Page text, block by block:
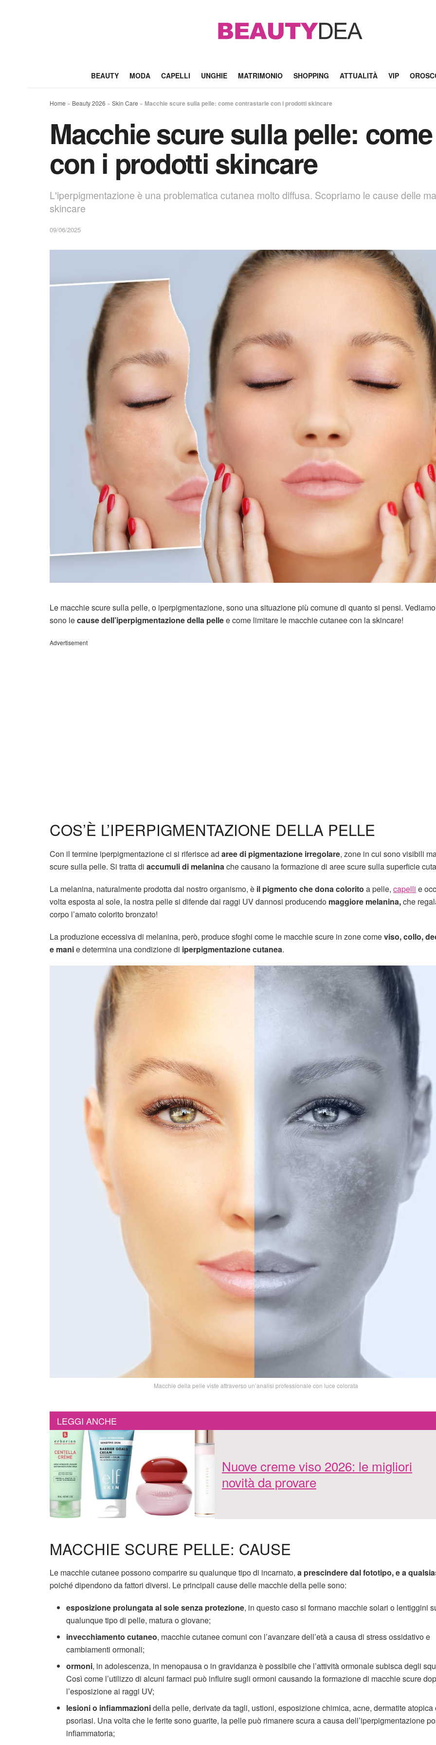
BEAUTY MODA CAPELLI UNGHIE MATRIMONIO SHOPPING ATTUALITÀ VIP
Home » Beauty 2026 » Skin Care » Macchie scure sulla pelle: come contrastarle con i prodotti skincare
Macchie scure sulla pelle:
con i prodotti skincare
L'iperpigmentazione è una problematica cutanea molto diffusa. Scopriamo le cause delle
skincare
09/06/2025
Le macchie scure sulla pelle, o iperpigmentazione, sono una situazione più comune di quanto si pensi.
sono lecause dell’iperpigmentazione della pellee come limitare le macchie cutanee con la skincare!
Advertisement
COS’È L’IPERPIGMENTAZIONE DELLA PELLE
Con il termine iperpigmentazione ci si riferisce ad aree di pigmentazione irregolare, zone in cui sono visibili
scure sulla pelle. Si tratta di accumuli di melaninache causano la formazione di aree scure sulla superficie
La melanina, naturalmente prodotta dal nostro organismo, è il pigmento che dona colorito a pelle, capelli e
volta esposta al sole, la nostra pelle si difende dai raggi UV dannosi producendo maggiore melanina,che
corpo l’amato colorito bronzato!
La produzione eccessiva di melanina, però, produce sfoghi come le macchie scure in zone comeviso, collo,
e manie determina una condizione di iperpigmentazione cutanea.
Macchie della pelle viste attraverso un’analisi professionale con luce colorata
LEGGI ANCHE
Nuove creme viso 2026: le migliori
novità da provare
MACCHIE SCURE PELLE: CAUSE
Le macchie cutanee possono comparire su qualunque tipo di incarnato, a prescindere dal fototipo, e a
poiché dipendono da fattori diversi. Le principali cause delle macchie della pelle sono:
esposizione prolungata al sole senza protezione, in questo caso si formano macchie solari o lentiggini
qualunque tipo di pelle, matura o giovane;
invecchiamento cutaneo, macchie cutanee comuni con l’avanzare dell’età a causa di stress ossidativo e
cambiamenti ormonali;
ormoni, in adolescenza, in menopausa o in gravidanza è possibile che l’attività ormonale subisca degli
Così come l’utilizzo di alcuni farmaci può influire sugli ormoni causando la formazione di macchie scure
l’esposizione ai raggi UV;
lesioni o infiammazionidella pelle, derivate da tagli, ustioni, esposizione chimica, acne, dermatite atopica
psoriasi. Una volta che le ferite sono guarite, la pelle può rimanere scura a causa dell’iperpigmentazione
infiammatoria;